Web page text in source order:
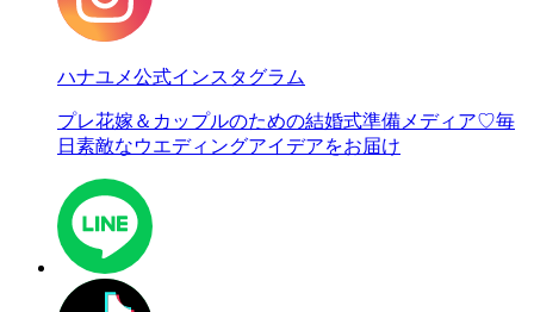
ハナユメ公式インスタグラム
プレ花嫁＆カップルのための結婚式準備メディア♡毎
日素敵なウエディングアイデアをお届け